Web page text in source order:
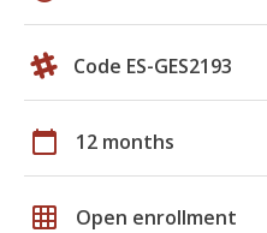
Code ES-GES2193
calendar_today 12 months
grid_on Open enrollment